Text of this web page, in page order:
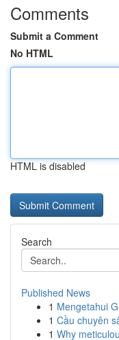
Comments
Submit a Comment
No HTML
HTML is disabled
Search
Published News
1 Mengetahui
1 Cầu chuyên
1 Why